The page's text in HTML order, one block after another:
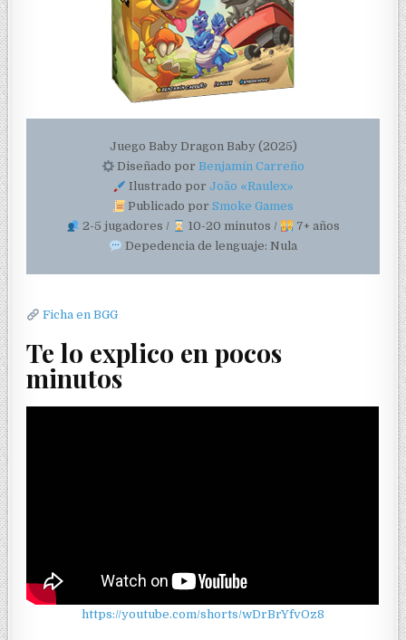
Juego Baby Dragon Baby (2025)
Diseñado porBenjamín Carreño
Ilustrado por João «Raulex»
Publicado porSmoke Games
2-5 jugadores /
10-20 minutos /
7+ años
Depedencia de lenguaje: Nula
Ficha en BGG
Te lo explico en pocos
minutos
https://youtube.com/shorts/wDrBrYfvOz8